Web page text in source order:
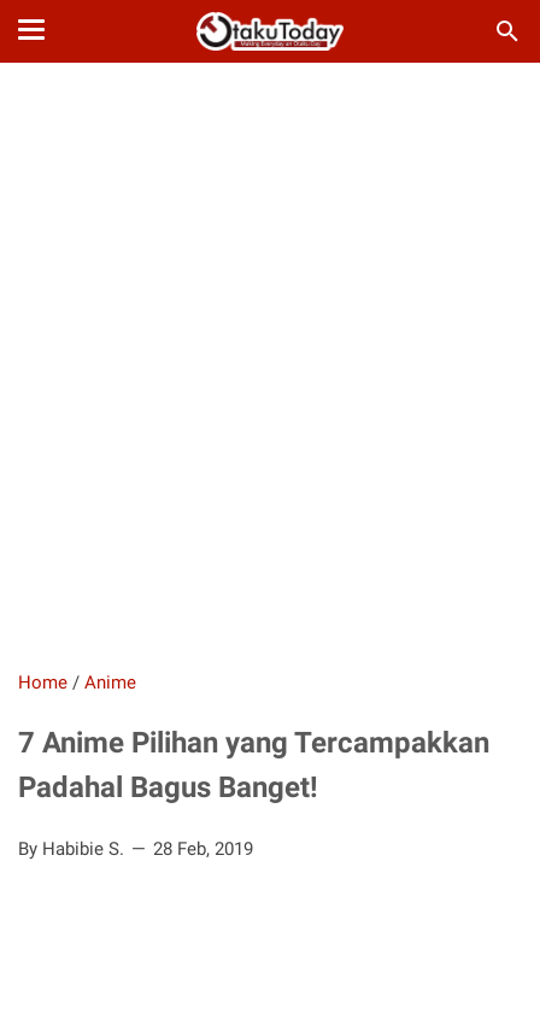
Home / Anime
7 Anime Pilihan yang Tercampakkan
Padahal Bagus Banget!
By Habibie S. 28 Feb, 2019